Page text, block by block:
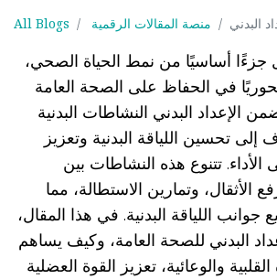
All Blogs منصة المقالات الرقمية البدني
جزءًا أساسيًا من نمط الحياة الصحي،
في الحفاظ على الصحة العامة
الإعداد البدني النشاطات البدنية
إلى تحسين اللياقة البدنية وتعزيز
تتنوع هذه النشاطات بين
الأثقال، وتمارين الاستطالة، مما
جوانب اللياقة البدنية. في هذا المقال،
البدني للصحة العامة، وكيف يساهم
والوعائية، تعزيز القوة العضلية